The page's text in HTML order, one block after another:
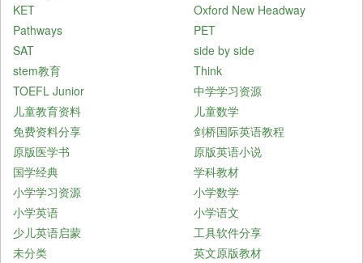
KET
Oxford New Headway
Pathways
PET
SAT
side by side
stem教育
Think
TOEFL Junior
中学学习资源
儿童教育资料
儿童数学
免费资料分享
剑桥国际英语教程
原版医学书
原版英语小说
国学经典
学科教材
小学学习资源
小学数学
小学英语
小学语文
少儿英语启蒙
工具软件分享
未分类
英文原版教材